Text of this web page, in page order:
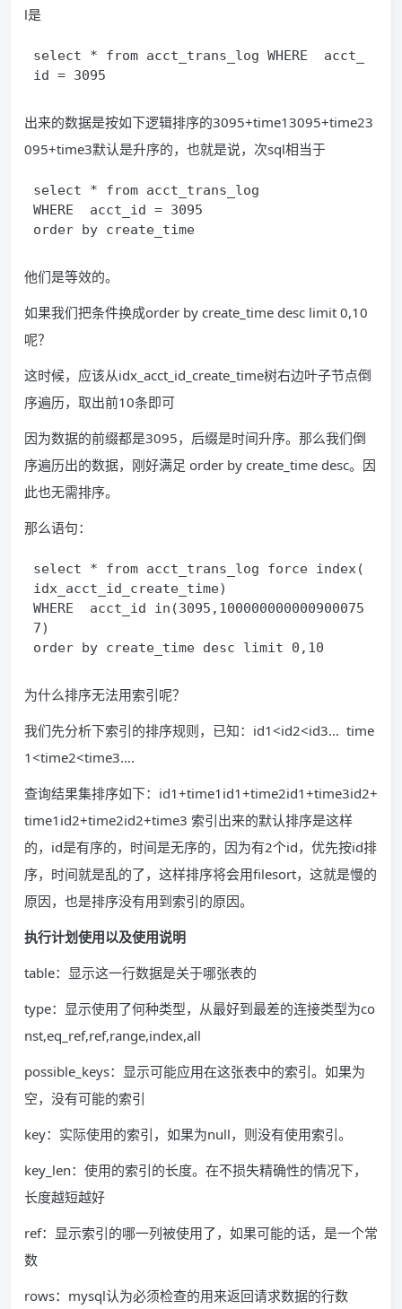
l是
select * from acct_trans_log WHERE  acct_
id = 3095
出来的数据是按如下逻辑排序的3095+time13095+time23
095+time3默认是升序的，也就是说，次sql相当于
select * from acct_trans_log
WHERE  acct_id = 3095
order by create_time
他们是等效的。
如果我们把条件换成order by create_time desc limit 0,10
呢？
这时候，应该从idx_acct_id_create_time树右边叶子节点倒
序遍历，取出前10条即可
因为数据的前缀都是3095，后缀是时间升序。那么我们倒
序遍历出的数据，刚好满足 order by create_time desc。因
此也无需排序。
那么语句：
select * from acct_trans_log force index(
idx_acct_id_create_time)
WHERE  acct_id in(3095,100000000000900075
7)
order by create_time desc limit 0,10
为什么排序无法用索引呢？
我们先分析下索引的排序规则，已知：id1<id2<id3… time
1<time2<time3….
查询结果集排序如下：id1+time1id1+time2id1+time3id2+
time1id2+time2id2+time3 索引出来的默认排序是这样
的，id是有序的，时间是无序的，因为有2个id，优先按id排
序，时间就是乱的了，这样排序将会用filesort，这就是慢的
原因，也是排序没有用到索引的原因。
执行计划使用以及使用说明
table：显示这一行数据是关于哪张表的
type：显示使用了何种类型，从最好到最差的连接类型为co
nst,eq_ref,ref,range,index,all
possible_keys：显示可能应用在这张表中的索引。如果为
空，没有可能的索引
key：实际使用的索引，如果为null，则没有使用索引。
key_len：使用的索引的长度。在不损失精确性的情况下，
长度越短越好
ref：显示索引的哪一列被使用了，如果可能的话，是一个常
数
rows：mysql认为必须检查的用来返回请求数据的行数